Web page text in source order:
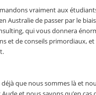
vraiment aux
Australie de passer par le
qui vous donnera
et de conseils primordiaux,
que nous sommes là et